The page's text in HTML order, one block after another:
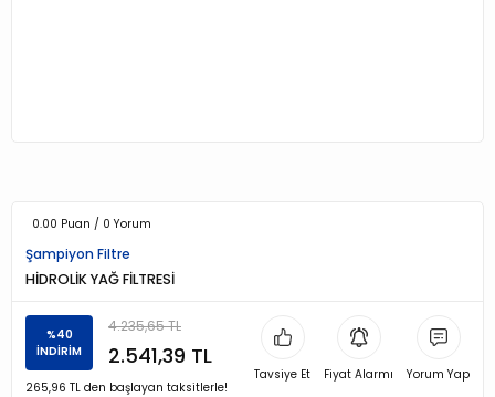
0.00 Puan / 0 Yorum
Şampiyon Filtre
HİDROLİK YAĞ FİLTRESİ
%40
İNDİRİM
4.235,65 TL
2.541,39 TL
265,96 TL den başlayan taksitlerle!
Tavsiye Et Fiyat Alarmı Yorum Yap